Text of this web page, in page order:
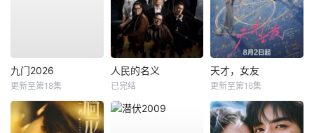
九门2026
更新至第18集
人民的名义
已完结
天才，女友
更新至第16集